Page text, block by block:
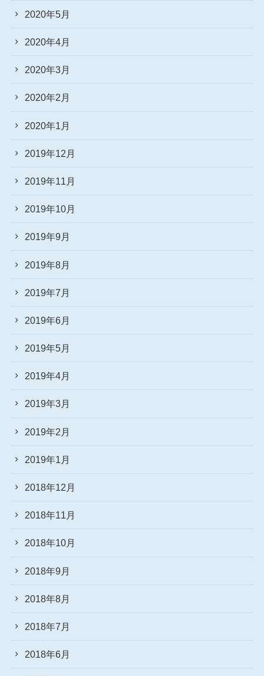
2020年5月
2020年4月
2020年3月
2020年2月
2020年1月
2019年12月
2019年11月
2019年10月
2019年9月
2019年8月
2019年7月
2019年6月
2019年5月
2019年4月
2019年3月
2019年2月
2019年1月
2018年12月
2018年11月
2018年10月
2018年9月
2018年8月
2018年7月
2018年6月